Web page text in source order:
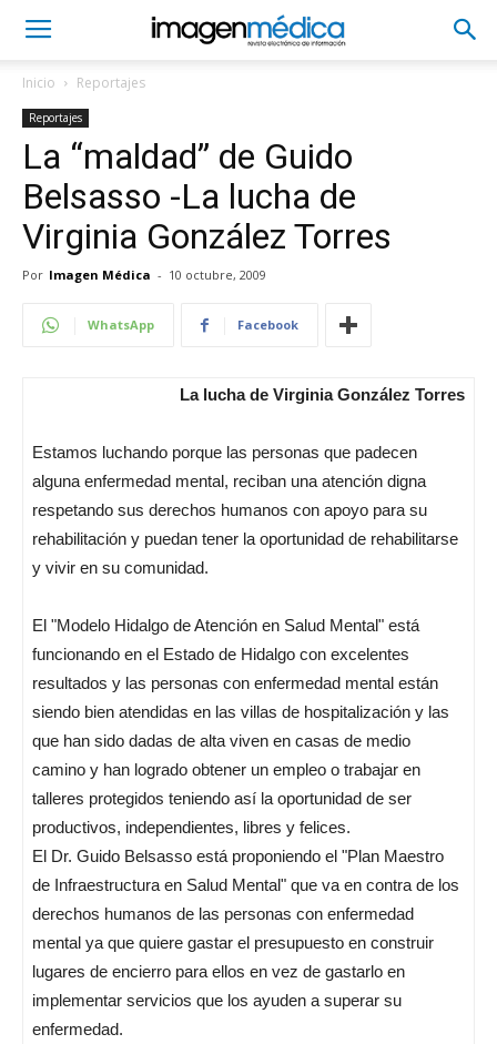
Inicio Reportajes
Reportajes
La “maldad” de Guido
Belsasso -La lucha de
Virginia González Torres
Por Imagen Médica - 10 octubre, 2009
WhatsApp Facebook
La lucha de Virginia González Torres
Estamos luchando porque las personas que padecen
alguna enfermedad mental, reciban una atención digna
respetando sus derechos humanos con apoyo para su
rehabilitación y puedan tener la oportunidad de rehabilitarse
y vivir en su comunidad.
El "Modelo Hidalgo de Atención en Salud Mental" está
funcionando en el Estado de Hidalgo con excelentes
resultados y las personas con enfermedad mental están
siendo bien atendidas en las villas de hospitalización y las
que han sido dadas de alta viven en casas de medio
camino y han logrado obtener un empleo o trabajar en
talleres protegidos teniendo así la oportunidad de ser
productivos, independientes, libres y felices.
El Dr. Guido Belsasso está proponiendo el "Plan Maestro
de Infraestructura en Salud Mental" que va en contra de los
derechos humanos de las personas con enfermedad
mental ya que quiere gastar el presupuesto en construir
lugares de encierro para ellos en vez de gastarlo en
implementar servicios que los ayuden a superar su
enfermedad.